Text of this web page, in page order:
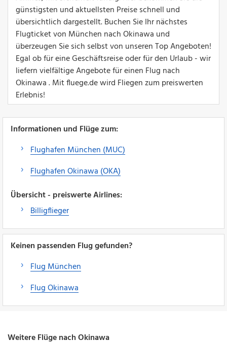
günstigsten und aktuellsten Preise schnell und
übersichtlich dargestellt. Buchen Sie Ihr nächstes
Flugticket von München nach Okinawa und
überzeugen Sie sich selbst von unseren Top Angeboten!
Egal ob für eine Geschäftsreise oder für den Urlaub - wir
liefern vielfältige Angebote für einen Flug nach
Okinawa . Mit fluege.de wird Fliegen zum preiswerten
Erlebnis!
Informationen und Flüge zum:
Flughafen München (MUC)
Flughafen Okinawa (OKA)
Übersicht - preiswerte Airlines:
Billigflieger
Keinen passenden Flug gefunden?
Flug München
Flug Okinawa
Weitere Flüge nach Okinawa